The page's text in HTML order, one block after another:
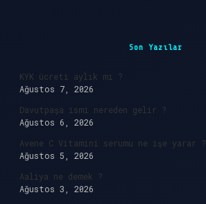
Son Yazılar
KYK ücreti aylık mı ?
Ağustos 7, 2026
Davutpaşa ismi nereden gelir ?
Ağustos 6, 2026
Avene C Vitamini serumu ne işe yarar ?
Ağustos 5, 2026
Aaliya ne demek ?
Ağustos 3, 2026